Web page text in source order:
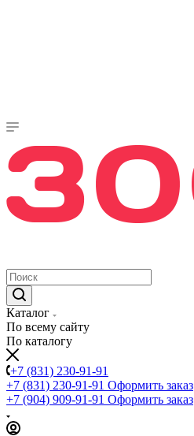
Каталог
По всему сайту
По каталогу
+7 (831) 230-91-91
+7 (831) 230-91-91 Оформить заказ
+7 (904) 909-91-91 Оформить заказ